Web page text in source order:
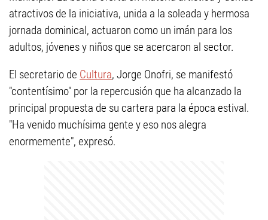
atractivos de la iniciativa, unida a la soleada y hermosa
jornada dominical, actuaron como un imán para los
adultos, jóvenes y niños que se acercaron al sector.
El secretario de Cultura, Jorge Onofri, se manifestó
"contentísimo" por la repercusión que ha alcanzado la
principal propuesta de su cartera para la época estival.
"Ha venido muchísima gente y eso nos alegra
enormemente", expresó.